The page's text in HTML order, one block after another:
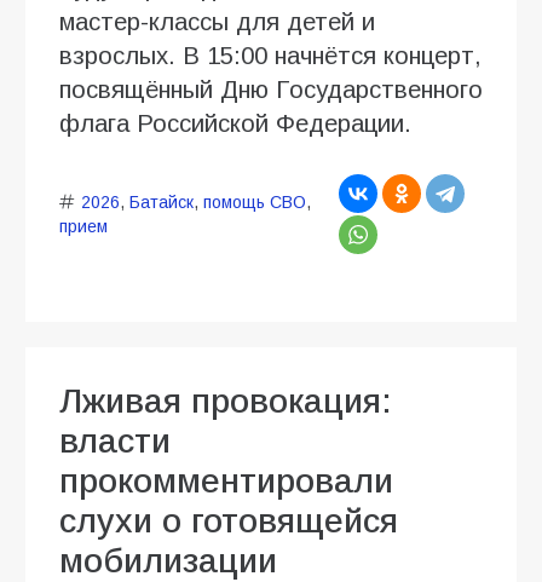
мастер-классы для детей и
взрослых. В 15:00 начнётся концерт,
посвящённый Дню Государственного
флага Российской Федерации.
2026, Батайск, помощь СВО,
прием
Лживая провокация:
власти
прокомментировали
слухи о готовящейся
мобилизации